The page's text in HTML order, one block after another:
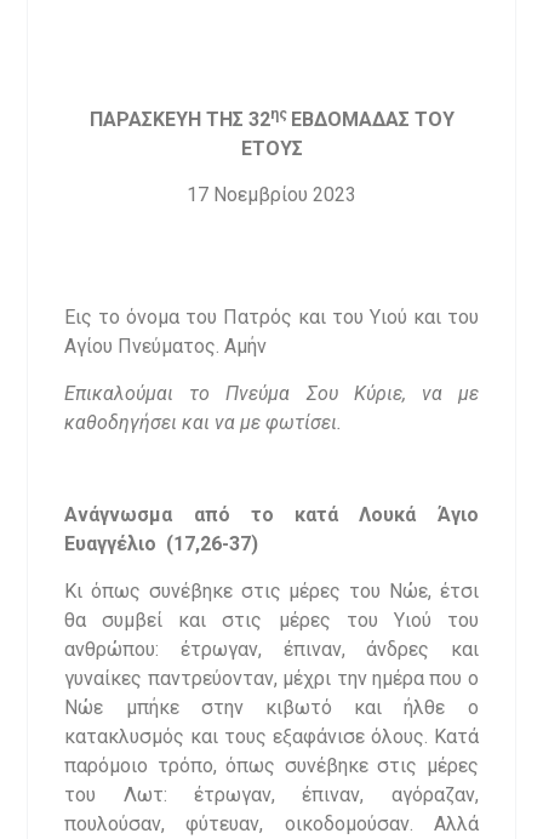
ΠΑΡΑΣΚΕΥΗ ΤΗΣ 32ης ΕΒΔΟΜΑΔΑΣ ΤΟΥ
ΕΤΟΥΣ
17 Νοεμβρίου 2023
Εις το όνομα του Πατρός και του Υιού και του
Αγίου Πνεύματος. Αμήν
Επικαλούμαι το Πνεύμα Σου Κύριε, να με
καθοδηγήσει και να με φωτίσει.
Ανάγνωσμα από το κατά Λουκά Άγιο
Ευαγγέλιο (17,26-37)
Κι όπως συνέβηκε στις μέρες του Νώε, έτσι
θα συμβεί και στις μέρες του Υιού του
ανθρώπου: έτρωγαν, έπιναν, άνδρες και
γυναίκες παντρεύονταν, μέχρι την ημέρα που ο
Νώε μπήκε στην κιβωτό και ήλθε ο
κατακλυσμός και τους εξαφάνισε όλους. Κατά
παρόμοιο τρόπο, όπως συνέβηκε στις μέρες
του Λωτ: έτρωγαν, έπιναν, αγόραζαν,
πουλούσαν, φύτευαν, οικοδομούσαν. Αλλά